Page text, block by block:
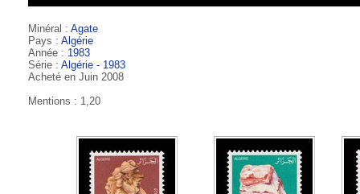
Minéral : Agate
Pays : Algérie
Année : 1983
Série : Algérie - 1983
Acheté en Juin 2008
Mentions : 1,20